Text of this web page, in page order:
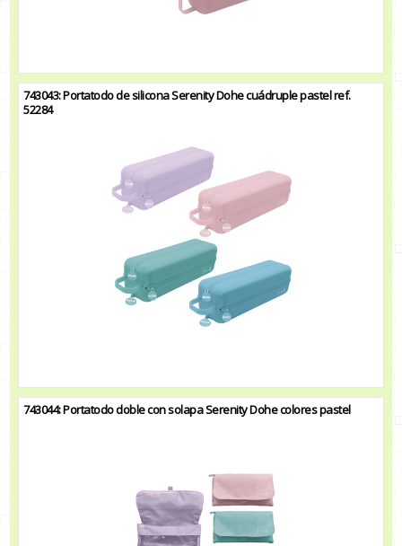
743043: Portatodo de silicona Serenity Dohe cuádruple pastel ref.
52284
743044: Portatodo doble con solapa Serenity Dohe colores pastel